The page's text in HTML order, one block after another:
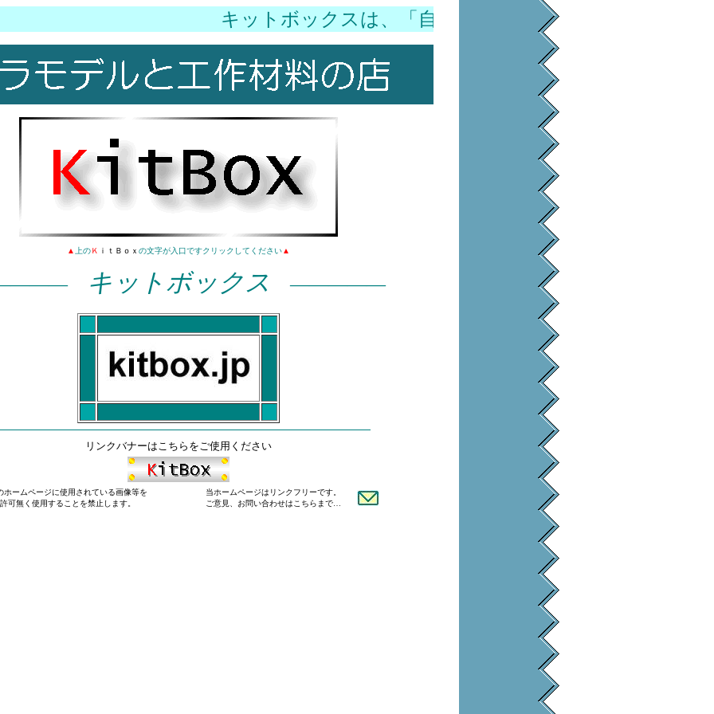
キットボックスは、「自らの手で作る」ということに
▲ 上のＫ ｉｔＢｏｘ の文字が入口ですクリックしてください▲
キットボックス ―――――
リンクバナーはこちらをご使用ください
ホームページに使用されている画像等を
許可無く使用することを禁止します。
当ホームページはリンクフリーです。
ご意見、お問い合わせはこちらまで…